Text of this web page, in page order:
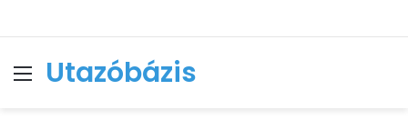
MenuUtazóbázis